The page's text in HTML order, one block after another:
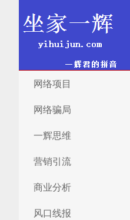
网络项目
网络骗局
一辉思维
营销引流
商业分析
风口线报